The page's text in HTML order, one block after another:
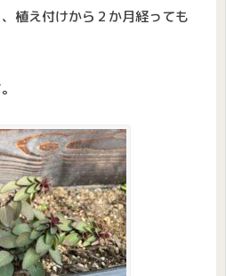
植え付けから２か月経っても